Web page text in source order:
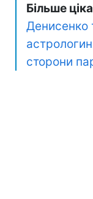
Більше
Денисенко
сторони